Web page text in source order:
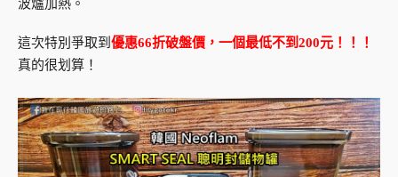
波爐加熱。
這次特別爭取到 優惠66折破盤價，一個最低不到200元！！！
真的很划算！